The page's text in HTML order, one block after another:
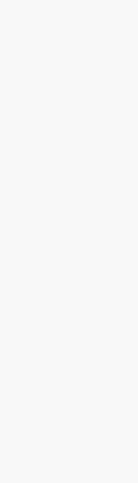
Đạo kéo giảm điểm.
kéo giảm điểm.
bình (4/10)